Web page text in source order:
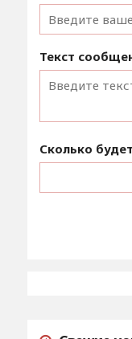
Текст
Сколько будет